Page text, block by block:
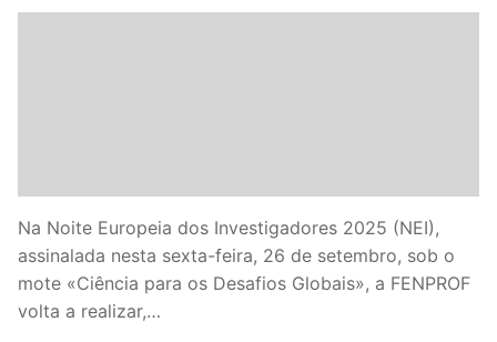
Na Noite Europeia dos Investigadores 2025 (NEI),
assinalada nesta sexta-feira, 26 de setembro, sob o
mote «Ciência para os Desafios Globais», a FENPROF
volta a realizar,…